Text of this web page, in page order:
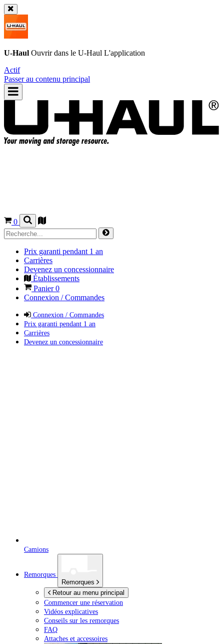
U-Haul Ouvrir dans le U-Haul L'application
Actif
Passer au contenu principal
0
Prix garanti pendant 1 an
Carrières
Devenez un concessionnaire
Établissements
Panier0
Connexion / Commandes
Connexion / Commandes
Prix garanti pendant 1 an
Carrières
Devenez un concessionnaire
Camions
Remorques
Remorques
Retour au menu principal
Commencer une réservation
Vidéos explicatives
Conseils sur les remorques
FAQ
Attaches et accessoires